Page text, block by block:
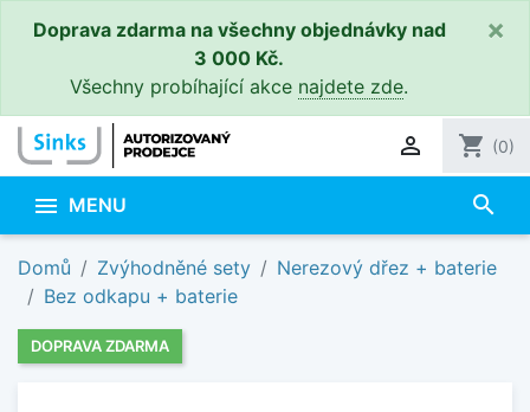
Doprava zdarma na všechny objednávky nad
3 000 Kč.
Všechny probíhající akce najdete zde.
×
 shopping_cart (0)
 MENU search
Domů Zvýhodněné sety
Nerezový dřez + baterie
Bez odkapu + baterie
DOPRAVA ZDARMA